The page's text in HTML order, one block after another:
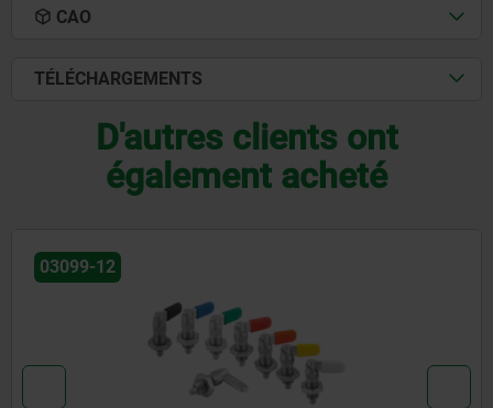
CAO
TÉLÉCHARGEMENTS
D'autres clients ont
également acheté